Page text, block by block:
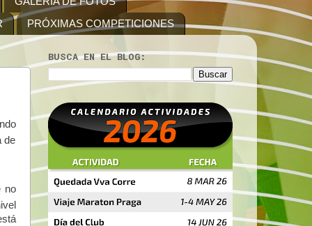
PRÓXIMAS COMPETICIONES
de
no
BUSCA EN EL BLOG: